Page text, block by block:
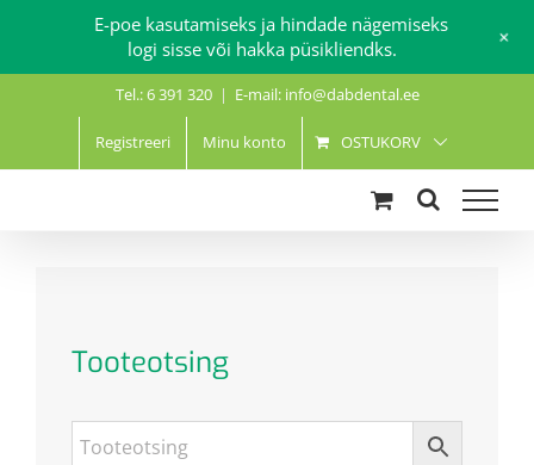
Tel.: 6 391 320 | E-mail: info@dabdental.ee
Registreeri Minu konto OSTUKORV
Tooteotsing
E-poe kasutamiseks ja hindade nägemiseks
logi sisse või hakka püsikliendks.
+